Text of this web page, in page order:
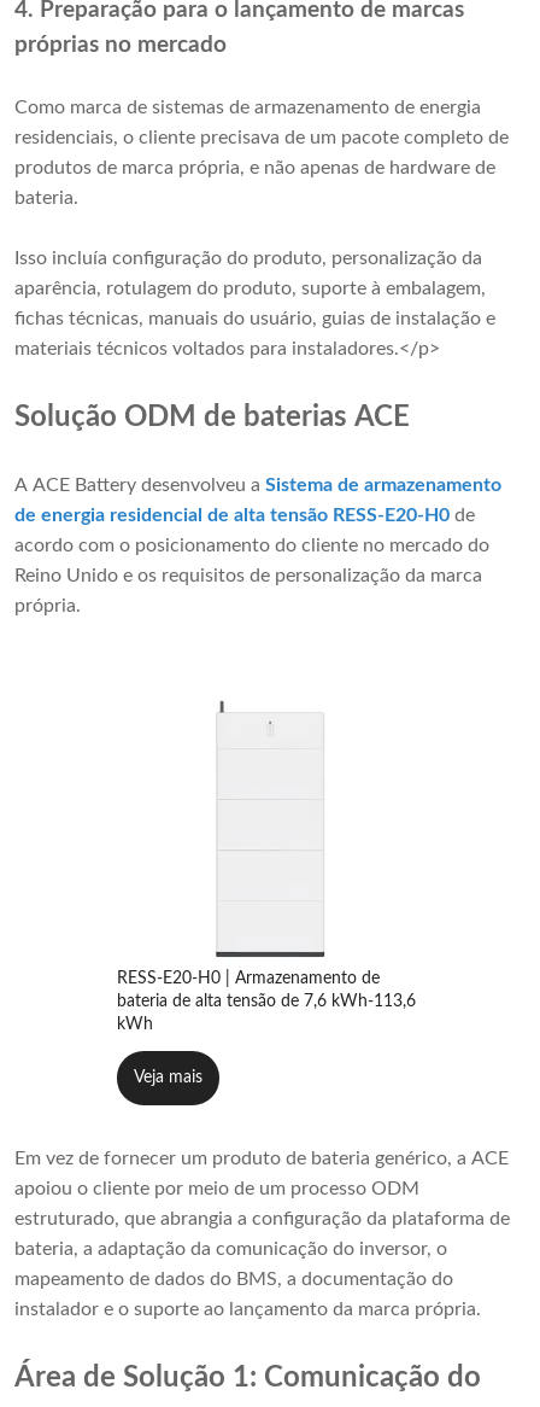
4. Preparação para o lançamento de marcas
próprias no mercado
Como marca de sistemas de armazenamento de energia
residenciais, o cliente precisava de um pacote completo de
produtos de marca própria, e não apenas de hardware de
bateria.
Isso incluía configuração do produto, personalização da
aparência, rotulagem do produto, suporte à embalagem,
fichas técnicas, manuais do usuário, guias de instalação e
materiais técnicos voltados para instaladores.</p>
Solução ODM de baterias ACE
A ACE Battery desenvolveu a Sistema de armazenamento
de energia residencial de alta tensão RESS-E20-H0 de
acordo com o posicionamento do cliente no mercado do
Reino Unido e os requisitos de personalização da marca
própria.
RESS-E20-H0 | Armazenamento de
bateria de alta tensão de 7,6 kWh-113,6
kWh
Veja mais
Em vez de fornecer um produto de bateria genérico, a ACE
apoiou o cliente por meio de um processo ODM
estruturado, que abrangia a configuração da plataforma de
bateria, a adaptação da comunicação do inversor, o
mapeamento de dados do BMS, a documentação do
instalador e o suporte ao lançamento da marca própria.
Área de Solução 1: Comunicação do